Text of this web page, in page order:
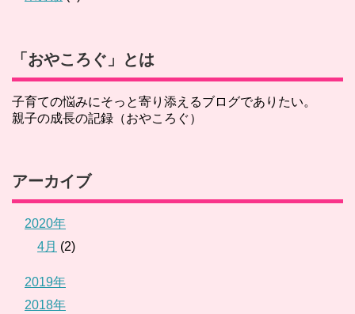
「おやころぐ」とは
子育ての悩みにそっと寄り添えるブログでありたい。
親子の成長の記録（おやころぐ）
アーカイブ
2020年
4月 (2)
2019年
2018年